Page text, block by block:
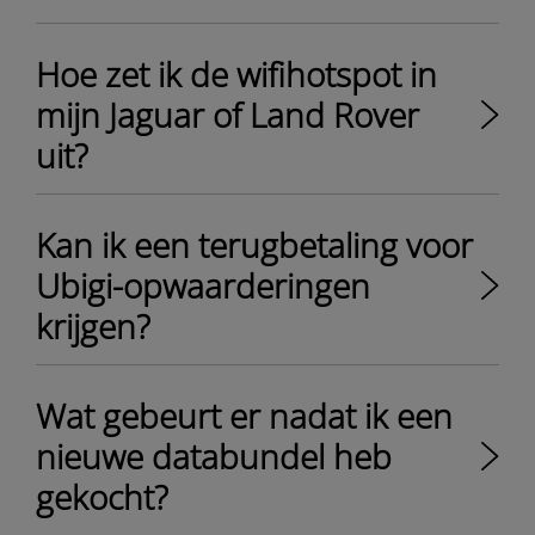
Hoe zet ik de wifihotspot in
mijn Jaguar of Land Rover
uit?
Kan ik een terugbetaling voor
Ubigi-opwaarderingen
krijgen?
Wat gebeurt er nadat ik een
nieuwe databundel heb
gekocht?